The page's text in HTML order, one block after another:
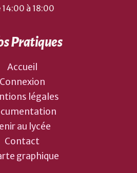
14:00 à 18:00
Pratiques
Accueil
Connexion
légales
au lycée
Contact
graphique